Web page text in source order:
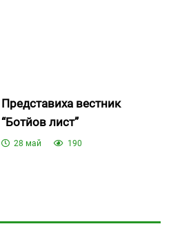
Представиха вестник
“Ботйов лист”
28 май 190